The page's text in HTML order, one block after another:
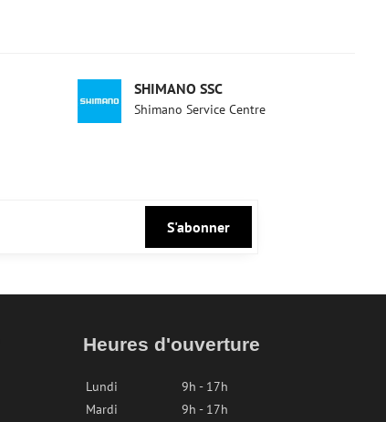
SHIMANO SSC
Shimano Service Centre
S'abonner
Heures d'ouverture
Lundi
9h - 17h
Mardi
9h - 17h